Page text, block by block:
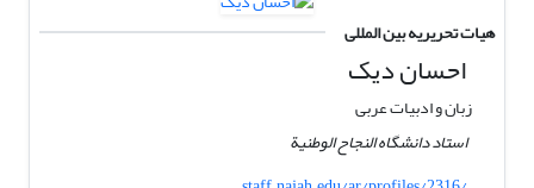
هیات تحریریه بین المللی
احسان دیک
زبان و ادبیات عربی
استاد دانشگاه النجاح الوطنیة